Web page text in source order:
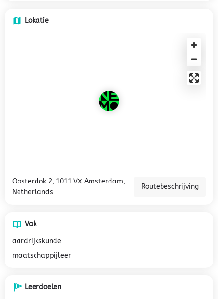
Lokatie
Oosterdok 2, 1011 VX Amsterdam,
Netherlands
Routebeschrijving
Vak
aardrijkskunde
maatschappijleer
Leerdoelen